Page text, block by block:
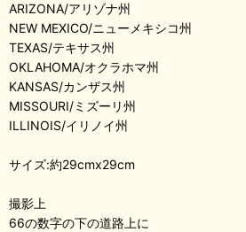
ARIZONA/アリゾナ州
NEW MEXICO/ニューメキシコ州
TEXAS/テキサス州
OKLAHOMA/オクラホマ州
KANSAS/カンザス州
MISSOURI/ミズーリ州
ILLINOIS/イリノイ州
サイズ:約29cmx29cm
撮影上
66の数字の下の道路上に